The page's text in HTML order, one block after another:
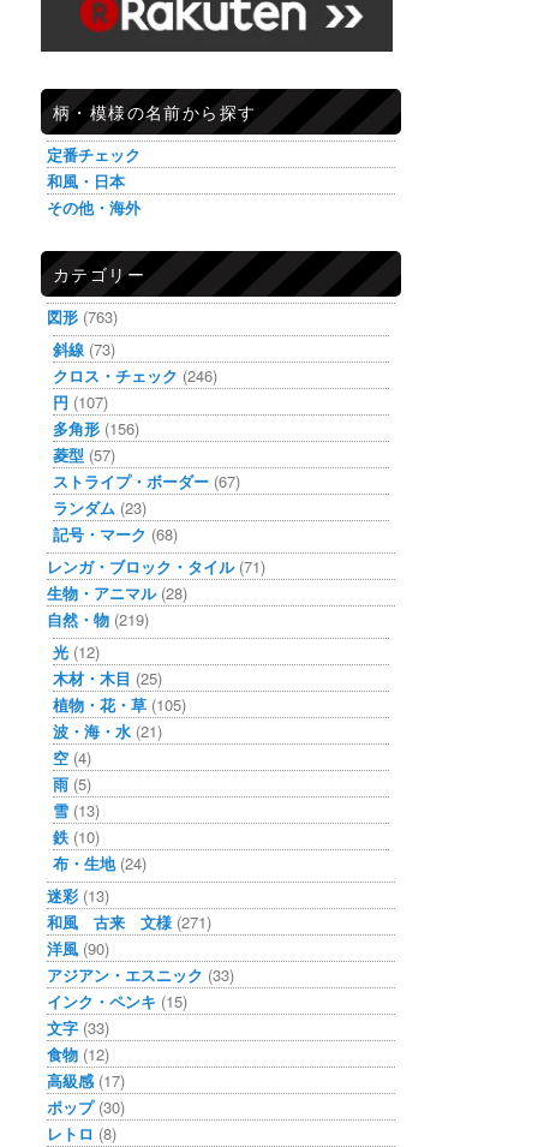
柄・模様の名前から探す
定番チェック
和風・日本
その他・海外
カテゴリー
図形 (763)
斜線 (73)
クロス・チェック (246)
円 (107)
多角形 (156)
菱型 (57)
ストライプ・ボーダー (67)
ランダム (23)
記号・マーク (68)
レンガ・ブロック・タイル(71)
生物・アニマル(28)
自然・物 (219)
光 (12)
木材・木目 (25)
植物・花・草 (105)
波・海・水 (21)
空 (4)
雨 (5)
雪 (13)
鉄 (10)
布・生地(24)
迷彩 (13)
和風 古来 文様 (271)
洋風 (90)
アジアン・エスニック (33)
インク・ペンキ (15)
文字 (33)
食物 (12)
高級感 (17)
ポップ(30)
レトロ (8)